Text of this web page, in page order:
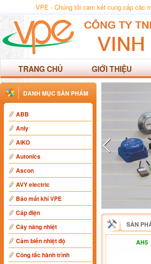
VPE - Chúng tôi cam kết cung cấp các
TRANG CHỦ GIỚI THIỆU
DANH MỤC SẢN PHẨM
ABB
Anly
AIKO
Autonics
Ascon
AVY electric
Báo mất khí VPE
Cáp điện
Cây nâng nhiệt
Cảm biến nhiệt độ
Công tắc hành trình
SẢN
AH5